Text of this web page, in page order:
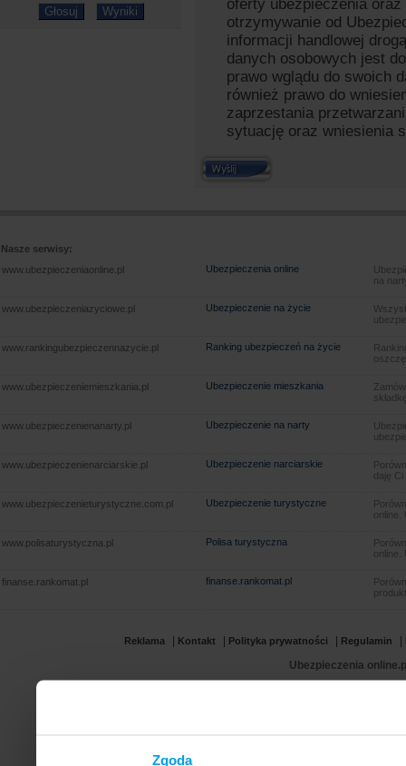
Zgoda
oferty ubezpieczenia
otrzymywanie od
informacji handlowej
danych osobowych jest
prawo wglądu do swoich
również prawo do
zaprzestania
sytuację oraz wniesienia
Nasze serwisy:
www.ubezpieczeniaonline.pl
Ubezpieczenia online
na
www.ubezpieczeniazyciowe.pl Ubezpieczenie na życie
www.rankingubezpieczennazycie.pl Ranking ubezpieczeń na życie
www.ubezpieczeniemieszkania.pl Ubezpieczenie mieszkania
www.ubezpieczenienanarty.pl Ubezpieczenie na narty
www.ubezpieczenienarciarskie.pl Ubezpieczenie narciarskie
daję
www.ubezpieczenieturystyczne.com.pl Ubezpieczenie turystyczne
www.polisaturystyczna.pl Polisa turystyczna
finanse.rankomat.pl finanse.rankomat.pl
Reklama Kontakt Polityka prywatności Regulamin
Ubezpieczenia